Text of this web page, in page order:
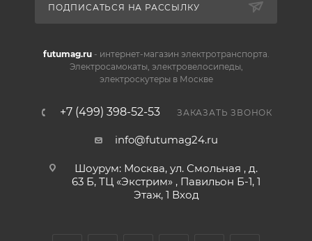
ПОДПИСАТЬСЯ НА РАССЫЛКУ
futumag.ru- интернет-магазин электротранспорта.
Электросамокаты, электровелосипеды,
электроскутеры в Москве
+7 (499) 398-52-53 ЗАКАЗАТЬ ЗВОНОК
info@futumag24.ru
Шоурум: Москва, ул. Смольная , д.
63 Б, ТЦ «Экстрим» , Павильон Б-1, 1
Этаж, 1 Вход